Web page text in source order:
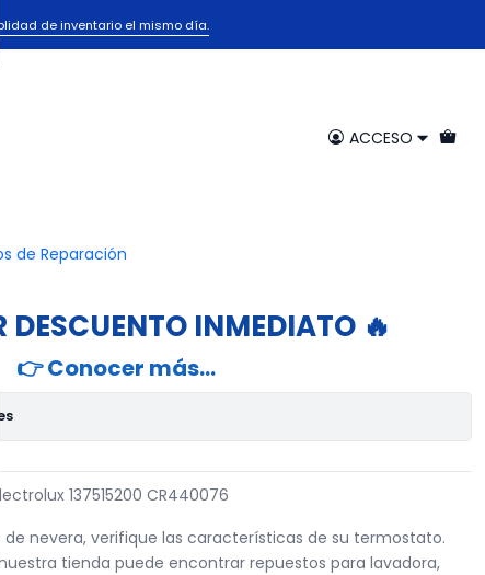
ACCESO
de Reparación
de inventario el mismo día.
137515200 CR440076 | Thermostat
Nevera Electrolux
| Thermostat
DESCUENTO INMEDIATO 🔥
👉 Conocer más…
137515200 CR440076
de nevera, verifique las características de su termostato.
nuestra tienda puede encontrar repuestos para lavadora,